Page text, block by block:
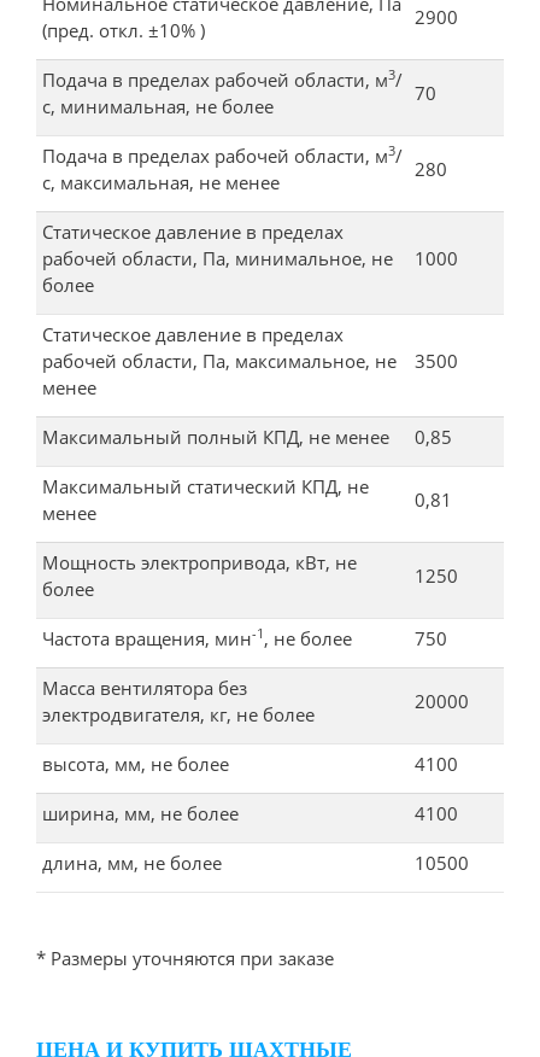
(пред. откл. ±10% )
2900
Подача в пределах рабочей области, м3/
с, минимальная, не более
70
Подача в пределах рабочей области, м3/
с, максимальная, не менее
280
Статическое давление в пределах
рабочей области, Па, минимальное, не
более
1000
Статическое давление в пределах
рабочей области, Па, максимальное, не
менее
3500
Максимальный полный КПД, не менее 0,85
Максимальный статический КПД, не
менее
0,81
Мощность электропривода, кВт, не
более
1250
Частота вращения, мин-1 , не более 750
Масса вентилятора без
электродвигателя, кг, не более
20000
высота, мм, не более 4100
ширина, мм, не более 4100
длина, мм, не более 10500
* Размеры уточняются при заказе
ЦЕНА И КУПИТЬ ШАХТНЫЕ